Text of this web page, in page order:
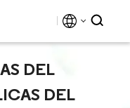
DEL
DEL